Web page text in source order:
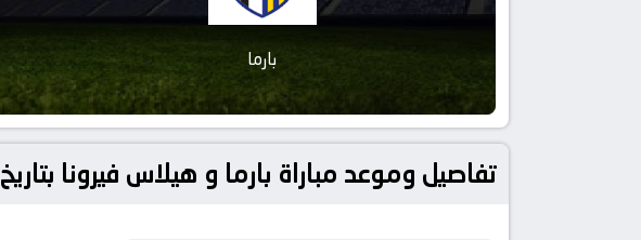
بارما
تفاصيل وموعد مباراة بارما و هيلاس فيرونا بتاريخ 2026-02-15 في دوري إيطاليا, الدوري الإيطالي